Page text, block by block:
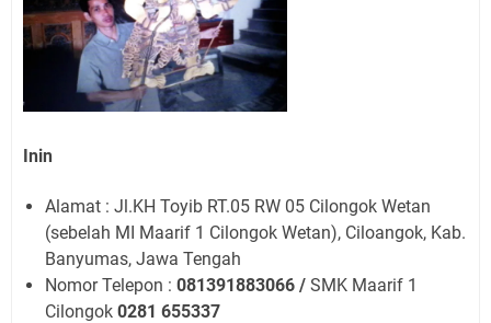
Inin
Alamat : Jl.KH Toyib RT.05 RW 05 Cilongok Wetan
(sebelah MI Maarif 1 Cilongok Wetan), Ciloangok, Kab.
Banyumas, Jawa Tengah
Nomor Telepon : 081391883066 / SMK Maarif 1
Cilongok 0281 655337